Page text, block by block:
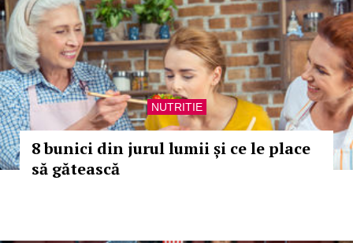
NUTRITIE
8 bunici din jurul lumii și ce le place
să gătească